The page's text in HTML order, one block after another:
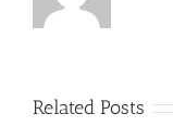
Related Posts